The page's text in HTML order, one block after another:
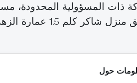
ذات المسؤولية المحدودة،
الزهرات صفاقس الجنوبية (
حول